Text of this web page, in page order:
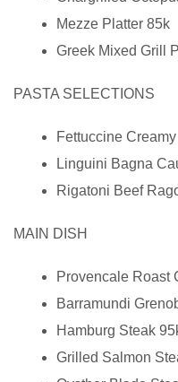
Mezze Platter 85k
Greek Mixed Grill
PASTA SELECTIONS
Fettuccine
Linguini Bagna
Rigatoni Beef
MAIN DISH
Provencale Roast
Barramundi
Hamburg Steak
Grilled Salmon